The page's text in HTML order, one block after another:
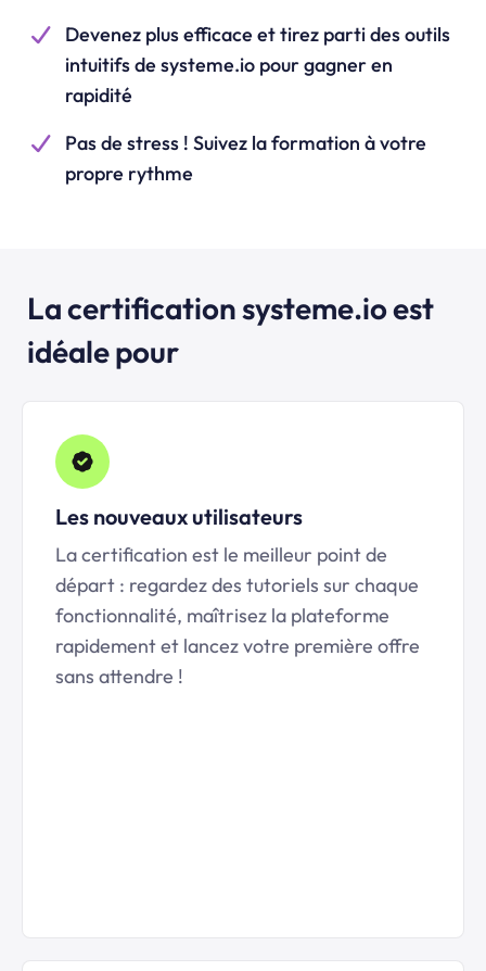
Devenez plus efficace et tirez parti des outils
intuitifs desysteme.io pour gagner en
rapidité
Pas de stress ! Suivez la formation à votre
propre rythme
La certification systeme.io est
idéale pour
Les nouveaux utilisateurs
La certification est le meilleur point de
départ : regardez des tutoriels sur chaque
fonctionnalité, maîtrisez la plateforme
rapidement et lancez votre première offre
sans attendre !